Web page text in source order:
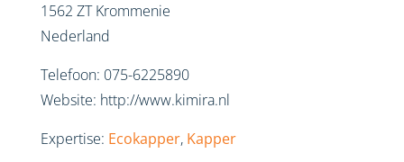
1562 ZTKrommenie
Nederland
Telefoon: 075-6225890
Website: http://www.kimira.nl
Expertise: Ecokapper, Kapper